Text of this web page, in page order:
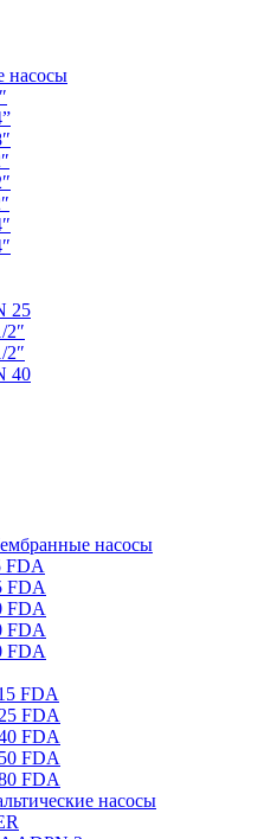
насосы
25
2″
2″
40
насосы
FDA
FDA
FDA
FDA
FDA
FDA
FDA
FDA
FDA
FDA
насосы